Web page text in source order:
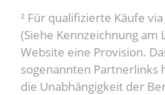
² Für qualifizierte Käufe
(Siehe Kennzeichnung am
Website eine Provision.
sogenannten Partnerlinks
die Unabhängigkeit der